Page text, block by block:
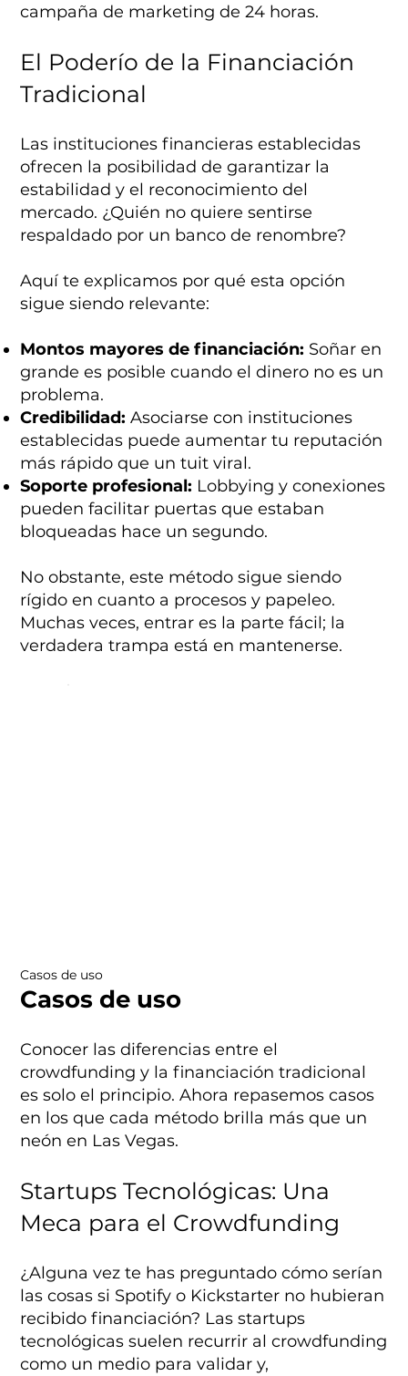
Casos de uso
Casos de uso
Conocer las diferencias entre el
crowdfunding y la financiación tradicional
es solo el principio. Ahora repasemos casos
en los que cada método brilla más que un
neón en Las Vegas.
Startups Tecnológicas: Una
Meca para el Crowdfunding
¿Alguna vez te has preguntado cómo serían
las cosas si Spotify o Kickstarter no hubieran
recibido financiación? Las startups
tecnológicas suelen recurrir al crowdfunding
como un medio para validar y,
campaña de marketing de 24 horas.
El Poderío de la Financiación
Tradicional
Las instituciones financieras establecidas
ofrecen la posibilidad de garantizar la
estabilidad y el reconocimiento del
mercado. ¿Quién no quiere sentirse
respaldado por un banco de renombre?
Aquí te explicamos por qué esta opción
sigue siendo relevante:
Montos mayores de financiación: Soñar en
grande es posible cuando el dinero no es un
problema.
Credibilidad: Asociarse con instituciones
establecidas puede aumentar tu reputación
más rápido que un tuit viral.
Soporte profesional: Lobbying y conexiones
pueden facilitar puertas que estaban
bloqueadas hace un segundo.
No obstante, este método sigue siendo
rígido en cuanto a procesos y papeleo.
Muchas veces, entrar es la parte fácil; la
verdadera trampa está en mantenerse.